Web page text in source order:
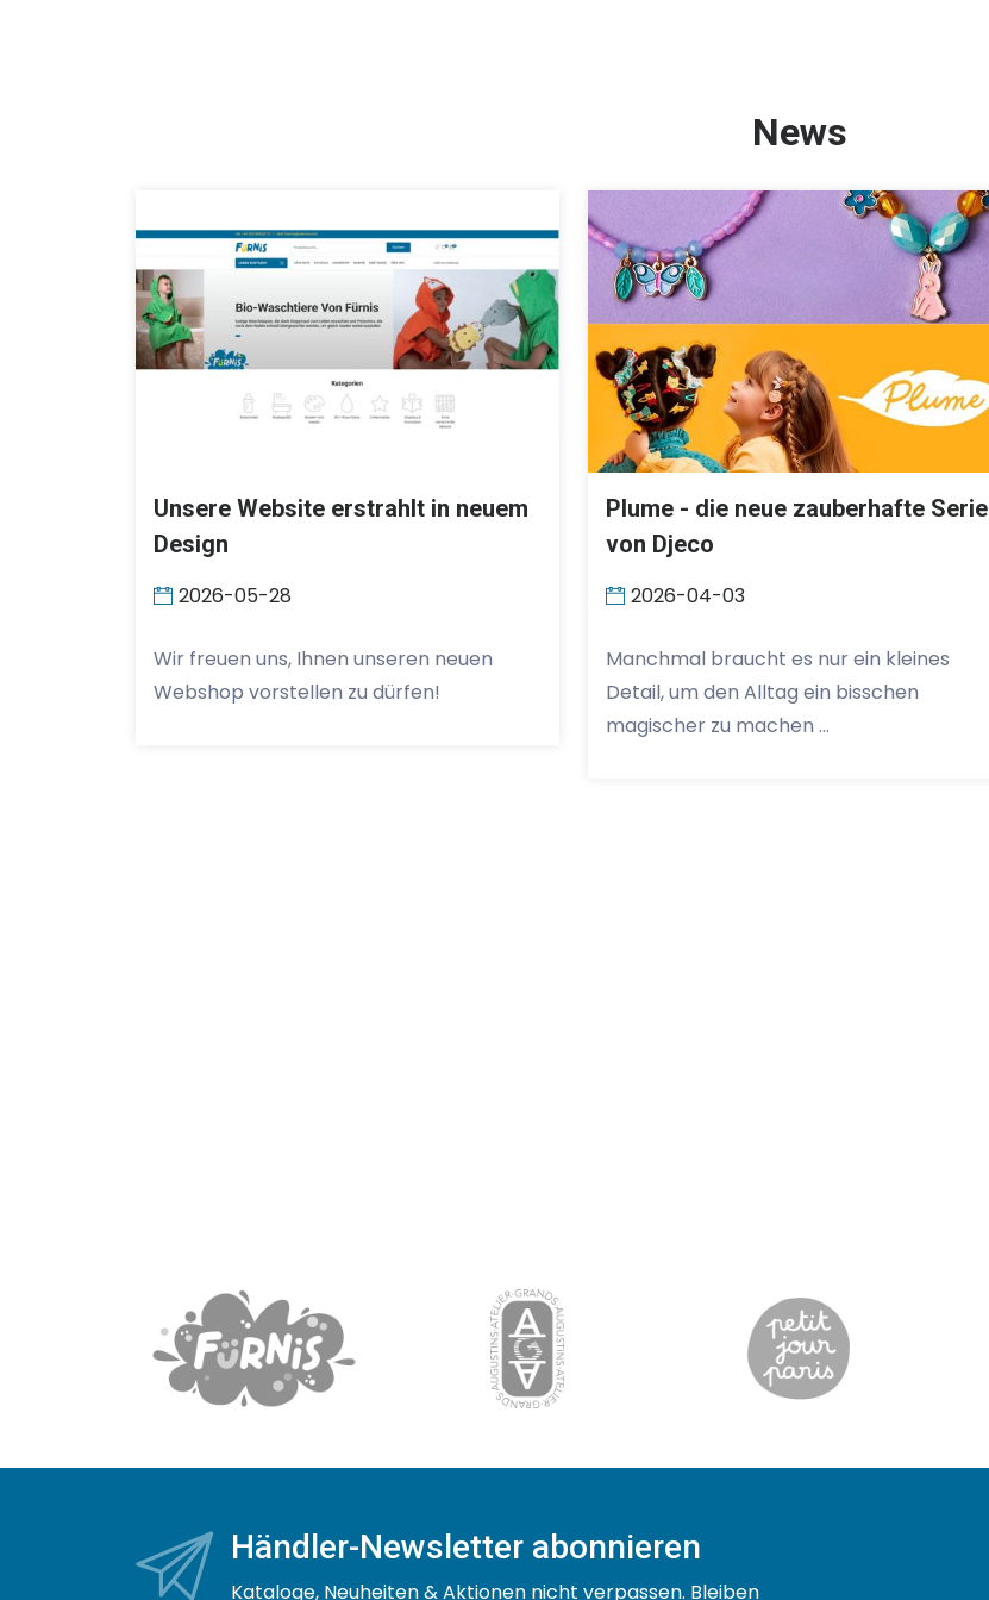
News
Unsere Website erstrahlt in neuem
Design
2026-05-28
Wir freuen uns, Ihnen unseren neuen
Webshop vorstellen zu dürfen!
Plume - die neue zauberhafte Serie
von Djeco
2026-04-03
Manchmal braucht es nur ein kleines
Detail, um den Alltag ein bisschen
magischer zu machen …
Händler-Newsletter abonnieren
Kataloge, Neuheiten & Aktionen nicht verpassen. Bleiben